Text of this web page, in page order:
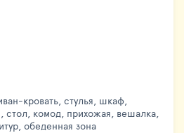
кровать, стулья, шкаф,
стол, комод, прихожая, вешалка,
обеденная зона